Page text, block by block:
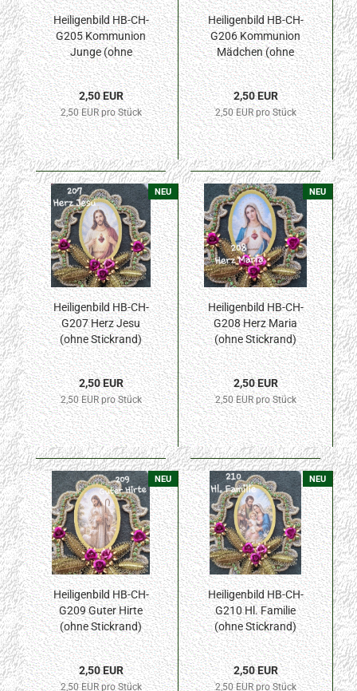
Heiligenbild HB-CH-
G205 Kommunion
Junge (ohne
Stickrand) 40x55mm
2,50 EUR
2,50 EUR pro Stück
Heiligenbild HB-CH-
G206 Kommunion
Mädchen (ohne
Stickrand) 40x55mm
2,50 EUR
2,50 EUR pro Stück
NEU
Heiligenbild HB-CH-
G207 Herz Jesu
(ohne Stickrand)
40x55mm
2,50 EUR
2,50 EUR pro Stück
NEU
Heiligenbild HB-CH-
G208 Herz Maria
(ohne Stickrand)
40x55mm
2,50 EUR
2,50 EUR pro Stück
NEU
Heiligenbild HB-CH-
G209 Guter Hirte
(ohne Stickrand)
40x55mm
2,50 EUR
2,50 EUR pro Stück
NEU
Heiligenbild HB-CH-
G210 Hl. Familie
(ohne Stickrand)
40x55mm
2,50 EUR
2,50 EUR pro Stück